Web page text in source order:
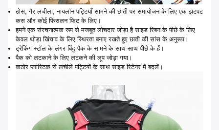
ठोस, गैर लचीला, नायलॉन पट्टियाँ सामने की छाती पर समायोजन के लिए एक झटपट
कस और कोई फिसलन फिट के लिए।
हमने एक संरचनात्मक रूप से मजबूत लोचदार जोड़ा है साइड रिबन के पीछे के लिए
केवल थोड़ा खिंचाव के लिए स्थिरता बनाए रखते हुए छाती की सांस के अनुरूप।
ट्रेकिंग स्टॉल के लंगर बिंदु पैक के सामने के साथ-साथ पीछे के हैं।
पैक को लटकाने के लिए लटकने की लूप जोड़ा गया।
कठोर प्लास्टिक से लचीले पट्टियों के साथ साइड रिटेनर में बदलें।